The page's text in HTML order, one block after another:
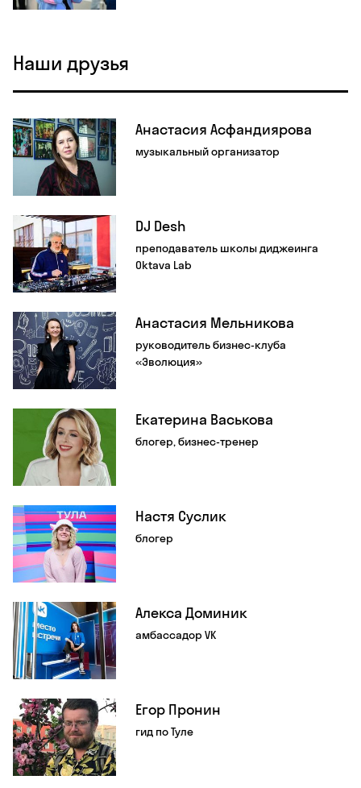
Наши друзья
Анастасия Асфандиярова
музыкальный организатор
DJ Desh
преподаватель школы диджеинга
Oktava Lab
Анастасия Мельникова
руководитель бизнес-клуба
«Эволюция»
Екатерина Васькова
блогер, бизнес-тренер
Настя Суслик
блогер
Алекса Доминик
амбассадор VK
Егор Пронин
гид по Туле